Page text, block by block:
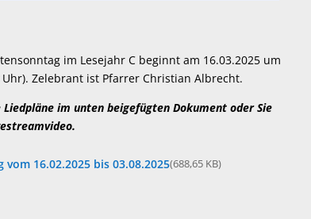
im Lesejahr C beginnt am 16.03.2025 um
Zelebrant ist Pfarrer Christian Albrecht.
Liedpläne im unten beigefügten Dokument oder Sie
16.02.2025 bis 03.08.2025(688,65 KB)